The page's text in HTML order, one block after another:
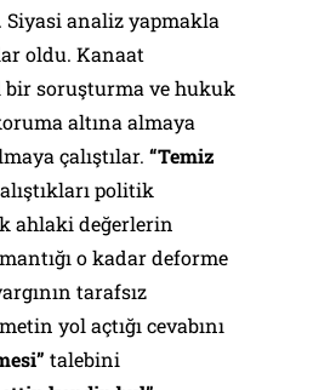
analiz yapmakla
oldu. Kanaat
soruşturma ve hukuk
altına almaya
çalıştılar. “Temiz
politik
ahlaki değerlerin
o kadar deforme
tarafsız
yol açtığı cevabını
talebini